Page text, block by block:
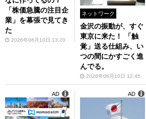
「株価急騰の注目企
業」を幕張で見てき
た
2026年06月10日 13:20
ネットワーク
金沢の振動が、すぐ
東京に来た！ 「触
覚」送る仕組み、い
つの間にかすごく進
んでる。
2026年06月10日 12:45
AD AD